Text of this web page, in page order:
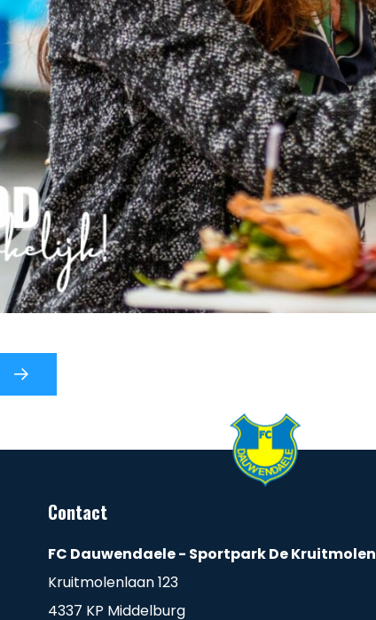
Contact
FC Dauwendaele - Sportpark De Kruitmolen
Kruitmolenlaan 123
4337 KP Middelburg